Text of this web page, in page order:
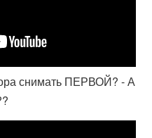
снимать ПЕРВОЙ? - А